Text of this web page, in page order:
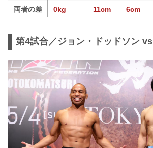
両者の差
0kg 11cm 6cm
第4試合／ジョン・ドッドソン